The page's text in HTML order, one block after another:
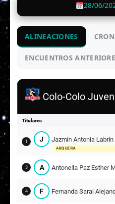
28/06/
ALINEACIONES
ENCUENTROS
Colo-Colo
Titulares
1 J Jazmín Antonia Labrín
ARQUERA
3 A Antonella Paz Esther
4 F Fernanda Sarai